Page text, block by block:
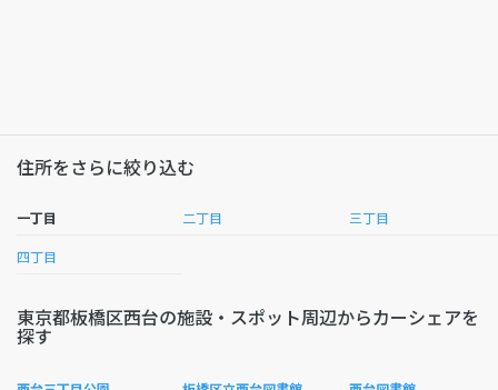
住所をさらに絞り込む
一丁目 二丁目 三丁目
四丁目
東京都板橋区西台の施設・スポット周辺からカーシェアを
探す